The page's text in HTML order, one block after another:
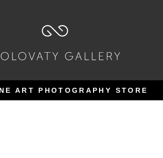
ART PHOTOGRAPHY STORE